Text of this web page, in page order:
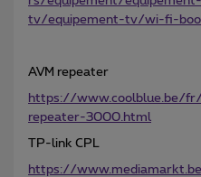
tv/equipement-tv/wi-fi-
AVM repeater
https://www.coolblue.be/
repeater-3000.html
TP-link CPL
https://